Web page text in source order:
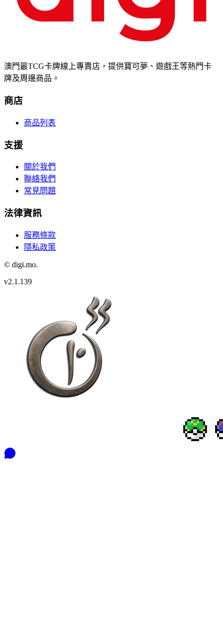
澳門最TCG卡牌線上專賣店，提供寶可夢、遊戲王等熱門卡
牌及周邊商品。
商店
商品列表
支援
關於我們
聯絡我們
常見問題
法律資訊
服務條款
隱私政策
© digi.mo.
v2.1.139